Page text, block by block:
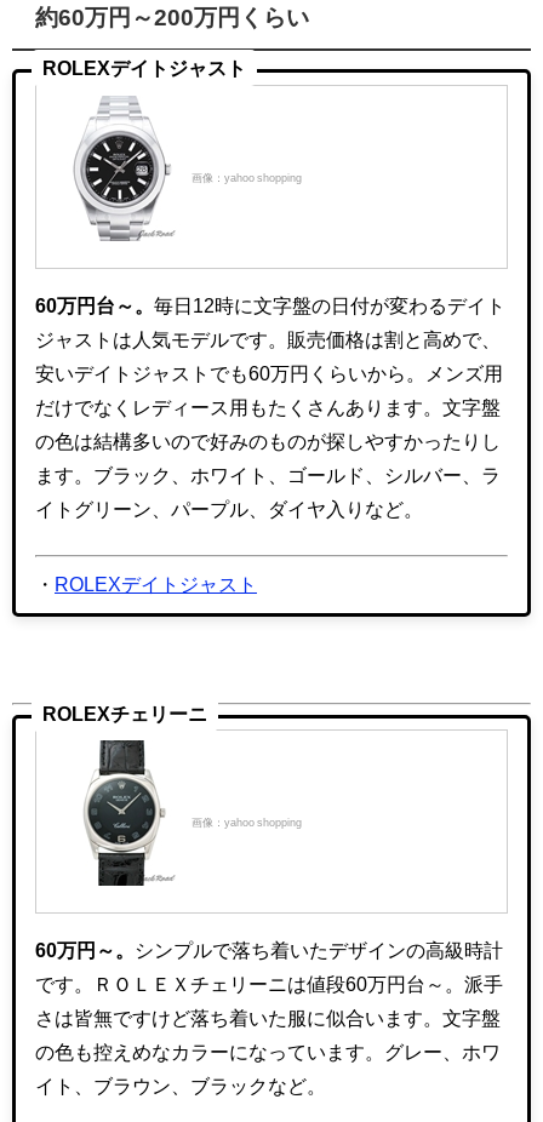
約60万円～200万円くらい
ROLEXデイトジャスト
画像：yahoo shopping
60万円台～。 毎日12時に文字盤の日付が変わるデイト
ジャストは人気モデルです。販売価格は割と高めで、
安いデイトジャストでも60万円くらいから。メンズ用
だけでなくレディース用もたくさんあります。文字盤
の色は結構多いので好みのものが探しやすかったりし
ます。ブラック、ホワイト、ゴールド、シルバー、ラ
イトグリーン、パープル、ダイヤ入りなど。
・ ROLEXデイトジャスト
ROLEXチェリーニ
画像：yahoo shopping
60万円～。
シンプルで落ち着いたデザインの高級時計
です。ＲＯＬＥＸチェリーニは値段60万円台～。派手
さは皆無ですけど落ち着いた服に似合います。文字盤
の色も控えめなカラーになっています。グレー、ホワ
イト、ブラウン、ブラックなど。